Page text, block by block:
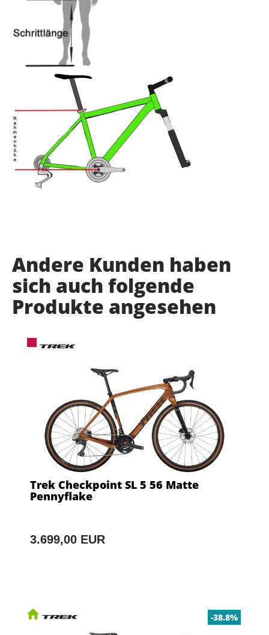
Andere Kunden haben
sich auch folgende
Produkte angesehen
Trek Checkpoint SL 5 56 Matte
Pennyflake
3.699,00 EUR
-38.8%